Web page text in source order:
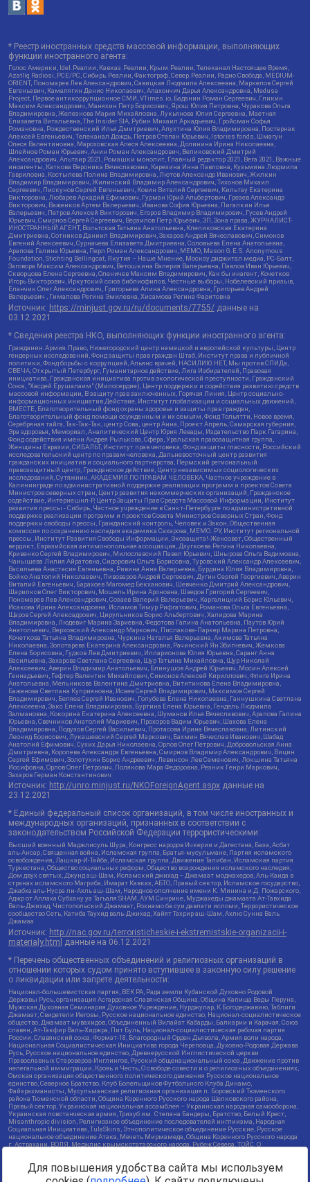
* Реестр иностранных средств массовой информации, выполняющих
функции иностранного агента:
Голос Америки, Idel.Реалии, Кавказ.Реалии, Крым.Реалии, Телеканал Настоящее Время,
Azatliq Radiosi, PCE/PC, Сибирь.Реалии, Фактограф, Север.Реалии, Радио Свобода, MEDIUM-
ORIENT, Пономарев Лев Александрович, Савицкая Людмила Алексеевна, Маркелов Сергей
Евгеньевич, Камалягин Денис Николаевич, Апахончич Дарья Александровна, Medusa
Project, Первое антикоррупционное СМИ, VTimes.io, Баданин Роман Сергеевич, Гликин
Максим Александрович, Маняхин Петр Борисович, Ярош Юлия Петровна, Чуракова Ольга
Владимировна, Железнова Мария Михайловна, Лукьянова Юлия Сергеевна, Маетная
Елизавета Витальевна, The Insider SIA, Рубин Михаил Аркадьевич, Гройсман Софья
Романовна, Рождественский Илья Дмитриевич, Апухтина Юлия Владимировна, Постернак
Алексей Евгеньевич, Телеканал Дождь, Петров Степан Юрьевич, Istories fonds, Шмагун
Олеся Валентиновна, Мароховская Алеся Алексеевна, Долинина Ирина Николаевна,
Шлейнов Роман Юрьевич, Анин Роман Александрович, Великовский Дмитрий
Александрович, Альтаир 2021, Ромашки монолит, Главный редактор 2021, Вега 2021, Важные
иноагенты, Каткова Вероника Вячеславовна, Карезина Инна Павловна, Кузьмина Людмила
Гавриловна, Костылева Полина Владимировна, Лютов Александр Иванович, Жилкин
Владимир Владимирович, Жилинский Владимир Александрович, Тихонов Михаил
Сергеевич, Пискунов Сергей Евгеньевич, Ковин Виталий Сергеевич, Кильтау Екатерина
Викторовна, Любарев Аркадий Ефимович, Гурман Юрий Альбертович, Грезев Александр
Викторович, Важенков Артем Валерьевич, Иванова София Юрьевна, Пигалкин Илья
Валерьевич, Петров Алексей Викторович, Егоров Владимир Владимирович, Гусев Андрей
Юрьевич, Смирнов Сергей Сергеевич, Верзилов Петр Юрьевич, ЗП, Зона права, ЖУРНАЛИСТ-
ИНОСТРАННЫЙ АГЕНТ, Вольтская Татьяна Анатольевна, Клепиковская Екатерина
Дмитриевна, Сотников Даниил Владимирович, Захаров Андрей Вячеславович, Симонов
Евгений Алексеевич, Сурначева Елизавета Дмитриевна, Соловьева Елена Анатольевна,
Арапова Галина Юрьевна, Перл Роман Александрович, МЕМО, Mason G.E.S. Anonymous
Foundation, Stichting Bellingcat, Якутия – Наше Мнение, Москоу диджитал медиа, РС-Балт,
Заговора Максим Александрович, Ветошкина Валерия Валерьевна, Павлов Иван Юрьевич,
Скворцова Елена Сергеевна, Оленичев Максим Владимирович, Как бы инагент, Кочетков
Игорь Викторович, Иркутский союз библиофилов, Честные выборы, Нобелевский призыв,
Еланчик Олег Александрович, Григорьева Алина Александровна, Григорьев Андрей
Валерьевич , Гималова Регина Эмилевна, Хисамова Регина Фаритовна
Источник: https://minjust.gov.ru/ru/documents/7755/ данные на
03.12.2021
* Сведения реестра НКО, выполняющих функции иностранного агента:
Гражданин.Армия.Право, Нижегородский центр немецкой и европейской культуры, Центр
гендерных исследований, Фонд защиты прав граждан Штаб, Институт права и публичной
политики, Фонд борьбы с коррупцией, Альянс врачей, НАСИЛИЮ.НЕТ, Мы против СПИДа,
СВЕЧА, Открытый Петербург, Гуманитарное действие, Лига Избирателей, Правовая
инициатива, Гражданская инициатива против экологической преступности, Гражданский
Союз, "Хасдей Ерушалаим" (Милосердие), Центр поддержки и содействия развитию средств
массовой информации, В защиту прав заключенных, Горячая Линия, Центр социально-
информационных инициатив Действие, Институт глобализации и социальных движений,
ВМЕСТЕ, Благотворительный фонд охраны здоровья и защиты прав граждан,
Благотворительный фонд помощи осужденным и их семьям, Фонд Тольятти, Новое время,
Серебряная тайга, Так-Так-Так, центр Сова, центр Анна, Проект Апрель, Самарская губерния,
Эра здоровья, Мемориал, Аналитический Центр Юрия Левады, Издательство Парк Гагарина,
Фонд содействия имени Андрея Рылькова, Сфера, Уральская правозащитная группа,
Женщины Евразии, СИБАЛЬТ, Институт прав человека, Фонд защиты гласности, Российский
исследовательский центр по правам человека, Дальневосточный центр развития
гражданских инициатив и социального партнерства, Пермский региональный
правозащитный центр, Гражданское действие, Центр независимых социологических
исследований, Сутяжник, АКАДЕМИЯ ПО ПРАВАМ ЧЕЛОВЕКА, Частное учреждение в
Калининграде по административной поддержке реализации программ и проектов Совета
Министров северных стран, Центр развития некоммерческих организаций, Гражданское
содействие, Интернешнл-Р, Центр Защиты Прав Средств Массовой Информации, Институт
развития прессы - Сибирь, Частное учреждение в Санкт-Петербурге по административной
поддержке реализации программ и проектов Совета Министров Северных Стран, Фонд
поддержки свободы прессы, Гражданский контроль, Человек и Закон, Общественная
комиссия по сохранению наследия академика Сахарова, МЕМО. РУ, Институт региональной
прессы, Институт Развития Свободы Информации, Экозащита!-Женсовет, Общественный
вердикт, Евразийская антимонопольная ассоциация, Дзугкоева Регина Николаевна,
Кривенко Сергей Владимирович, Милославский Павел Юрьевич, Шнырова Ольга Вадимовна,
Чанышева Лилия Айратовна, Сидорович Ольга Борисовна, Туровский Александр Алексеевич,
Васильева Анастасия Евгеньевна, Ривина Анна Валерьевна, Бурдина Юлия Владимировна,
Бойко Анатолий Николаевич, Пивоваров Андрей Сергеевич, Дугин Сергей Георгиевич, Аверин
Виталий Евгеньевич, Барахоев Магомед Бекханович, Шевченко Дмитрий Александрович,
Шарипков Олег Викторович, Мошель Ирина Ароновна, Шведов Григорий Сергеевич,
Пономарев Лев Александрович, Созаев Валерий Валерьевич, Каргалицкий Борис Юльевич,
Исакова Ирина Александровна, Исламов Тимур Рифгатович, Романова Ольга Евгеньевна,
Щаров Сергей Алексадрович, Цирульников Борис Альбертович, Халидова Марина
Владимировна, Людевиг Марина Зариевна, Федотова Галина Анатольевна, Паутов Юрий
Анатольевич, Верховский Александр Маркович, Пислакова-Паркер Марина Петровна,
Кочеткова Татьяна Владимировна, Чуркина Наталья Валерьевна, Акимова Татьяна
Николаевна, Золотарева Екатерина Александровна, Рачинский Ян Збигневич, Жемкова
Елена Борисовна, Гудков Лев Дмитриевич, Илларионова Юлия Юрьевна, Саранг Анна
Васильевна, Захарова Светлана Сергеевна, Щур Татьяна Михайловна, Щур Николай
Алексеевич, Аверин Владимир Анатольевич, Блинушов Андрей Юрьевич, Мосин Алексей
Геннадьевич, Гефтер Валентин Михайлович, Симонов Алексей Кириллович, Флиге Ирина
Анатольевна, Мельникова Валентина Дмитриевна, Вититинова Елена Владимировна,
Баженова Светлана Куприяновна, Исаев Сергей Владимирович, Максимов Сергей
Владимирович, Беляев Сергей Иванович, Голубева Елена Николаевна, Ганнушкина Светлана
Алексеевна, Закс Елена Владимировна, Буртина Елена Юрьевна, Гендель Людмила
Залмановна, Кокорина Екатерина Алексеевна, Шуманов Илья Вячеславович, Арапова Галина
Юрьевна, Свечников Анатолий Мариевич, Прохоров Вадим Юрьевич, Шахова Елена
Владимировна, Подузов Сергей Васильевич, Протасова Ирина Вячеславовна, Литинский
Леонид Борисович, Лукашевский Сергей Маркович, Бахмин Вячеслав Иванович, Шабад
Анатолий Ефимович, Сухих Дарья Николаевна, Орлов Олег Петрович, Добровольская Анна
Дмитриевна, Королева Александра Евгеньевна, Смирнов Владимир Александрович, Вицин
Сергей Ефимович, Золотухин Борис Андреевич, Левинсон Лев Семенович, Локшина Татьяна
Иосифовна, Орлов Олег Петрович, Полякова Мара Федоровна, Резник Генри Маркович,
Захаров Герман Константинович
Источник: http://unro.minjust.ru/NKOForeignAgent.aspx данные на
23.12.2021
* Единый федеральный список организаций, в том числе иностранных и
международных организаций, признанных в соответствии с
законодательством Российской Федерации террористическими:
Высший военный Маджлисуль Шура, Конгресс народов Ичкерии и Дагестана, База, Асбат
аль-Ансар, Священная война, Исламская группа, Братья-мусульмане, Партия исламского
освобождения, Лашкар-И-Тайба, Исламская группа, Движение Талибан, Исламская партия
Туркестана, Общество социальных реформ, Общество возрождения исламского наследия,
Дом двух святых, Джунд аш-Шам, Исламский джихад – Джамаат моджахедов, Аль-Каида в
странах исламского Магриба, Имарат Кавказ, АБТО, Правый сектор, Исламское государство,
Джабха аль-Нусра ли-Ахль аш-Шам, Народное ополчение имени К. Минина и Д. Пожарского,
Аджр от Аллаха Субхану уа Тагьаля SHAM, АУМ Синрике, Муджахеды джамаата Ат-Тавхида
Валь-Джихад, Чистопольский Джамаат, Рохнамо ба суи давлати исломи, Террористическое
сообщество Сеть, Катиба Таухид валь-Джихад, Хайят Тахрир аш-Шам, Ахлю Сунна Валь
Джамаа
Источник: http://nac.gov.ru/terroristicheskie-i-ekstremistskie-organizacii-i-
materialy.html
данные на 06.12.2021
* Перечень общественных объединений и религиозных организаций в
отношении которых судом принято вступившее в законную силу решение
о ликвидации или запрете деятельности:
Национал-большевистская партия, ВЕК РА, Рада земли Кубанской Духовно Родовой
Державы Русь, организация Асгардская Славянская Община, Община Капища Веды Перуна,
Мужская Духовная Семинария Духовное Учреждение, Нурджулар, К Богодержавию, Таблиги
Джамаат, Свидетели Иеговы, Русское национальное единство, Национал-социалистическое
общество, Джамаат мувахидов, Объединенный Вилайат Кабарды, Балкарии и Карачая, Союз
славян, Ат-Такфир Валь-Хиджра, Пит Буль, Национал-социалистическая рабочая партия
России, Славянский союз, Формат-18, Благородный Орден Дьявола, Армия воли народа,
Национальная Социалистическая Инициатива города Череповца, Духовно-Родовая Держава
Русь, Русское национальное единство, Древнерусской Инглистической церкви
Православных Староверов-Инглингов, Русский общенациональный союз, Движение против
нелегальной иммиграции, Кровь и Честь, О свободе совести и о религиозных объединениях,
Омская организация общественного политического движения Русское национальное
единство, Северное Братство, Клуб Болельщиков Футбольного Клуба Динамо,
Файзрахманисты, Мусульманская религиозная организация п. Боровский Тюменского
района Тюменской области, Община Коренного Русского народа Щелковского района,
Правый сектор, Украинская национальная ассамблея – Украинская народная самооборона,
Украинская повстанческая армия, Тризуб им. Степана Бандеры, Братство, Белый Крест,
Misanthropic division, Религиозное объединение последователей инглиизма, Народная
Социальная Инициатива, TulaSkins, Этнополитическое объединение Русские, Русское
национальное объединение Атака, Мечеть Мирмамеда, Община Коренного Русского народа
г. Астрахани, ВОЛЯ, Меджлис крымскотатарского народа, Рубеж Севера, ТОЙС, О
правозащитная группа МПГ, Курсом Правды и Единения, Каракольская инициативная
группа, Автоград Крю, Союз Славянских Сил Руси, Алля-Аят, Благотворительный пансионат
Для повышения удобства сайта мы используем